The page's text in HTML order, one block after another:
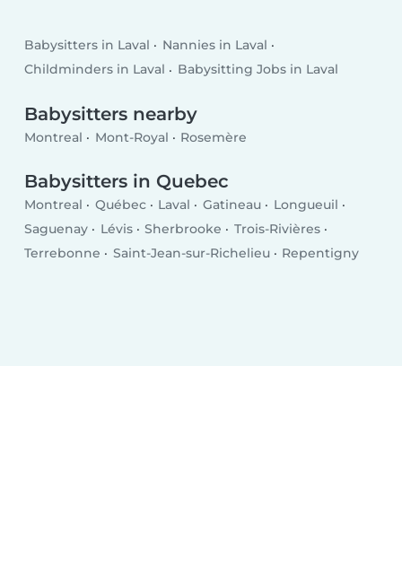
Babysitters in Laval
Nannies in Laval
Childminders in Laval
Babysitting Jobs in Laval
Babysitters nearby
Montreal Mont-Royal Rosemère
Babysitters in Quebec
Montreal Québec Laval Gatineau
Longueuil
Saguenay
Lévis Sherbrooke
Trois-Rivières
Terrebonne
Saint-Jean-sur-Richelieu Repentigny